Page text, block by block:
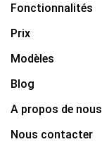
Fonctionnalités
Prix
Modèles
Blog
A propos de nous
Nous contacter